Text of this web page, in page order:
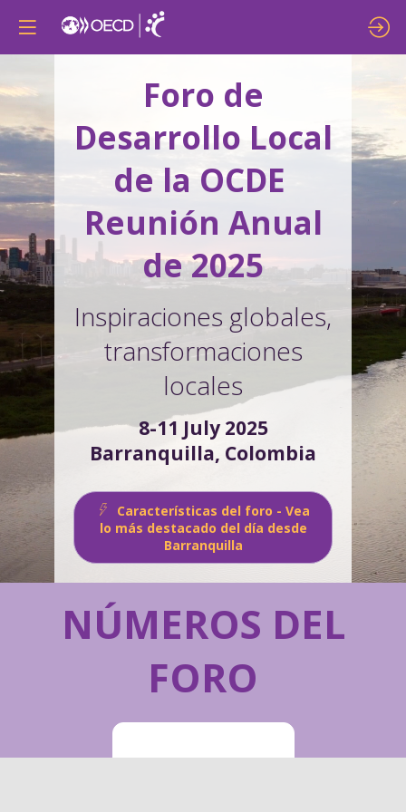
Foro de
Desarrollo Local
de la OCDE
Reunión Anual
de 2025
Inspiraciones globales,
transformaciones
locales
8-11 July 2025
Barranquilla, Colombia
Características del foro - Vea
lo más destacado del día desde
Barranquilla
NÚMEROS DEL
FORO
3400+